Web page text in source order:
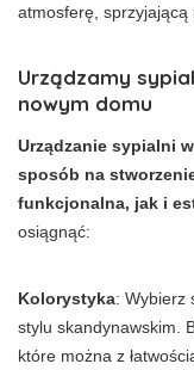
atmosferę, sprzyjającą
Urządzamy
nowym domu
Urządzanie sypialni
sposób na
funkcjonalna, jak i
osiągnąć:
Kolorystyka: Wybierz
stylu skandynawskim.
które można z